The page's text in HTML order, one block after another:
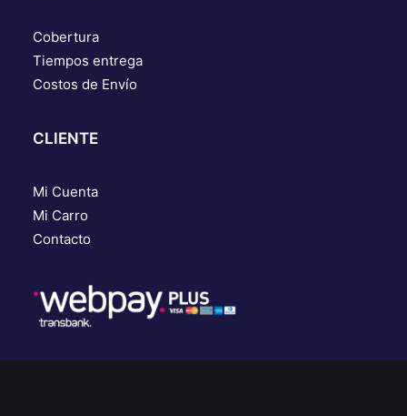
Cobertura
Tiempos entrega
Costos de Envío
CLIENTE
Mi Cuenta
Mi Carro
Contacto